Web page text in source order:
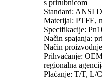
s prirubnicom
Standard: ANSI
Materijal: PTFE,
Specifikacije:
Način spajanja:
Način
Prihvaćanje:
regionalna
Plaćanje: T/T, L/